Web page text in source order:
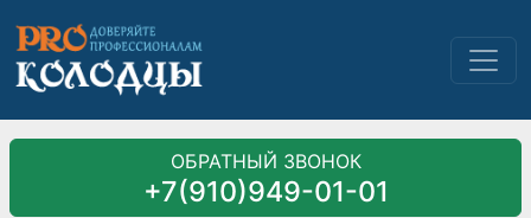
ОБРАТНЫЙ ЗВОНОК
+7(910)949-01-01